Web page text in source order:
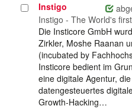
Projekt
auswählen
Instigo
Instigo - The World's
Die Insticore GmbH
Zirkler, Moshe Raanan
(incubated by
Insticore bedient im
eine digitale Agentur,
datengesteuertes
Growth-Hacking…